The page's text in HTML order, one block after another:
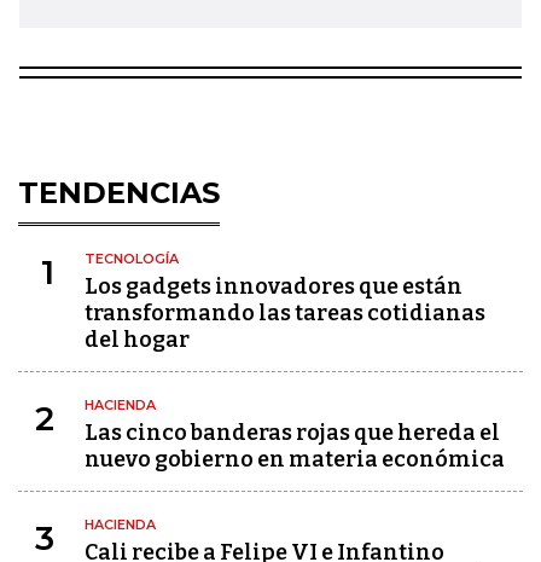
TENDENCIAS
1 TECNOLOGÍA
Los gadgets innovadores que están
transformando las tareas cotidianas
del hogar
2 HACIENDA
Las cinco banderas rojas que hereda el
nuevo gobierno en materia económica
3 HACIENDA
Cali recibe a Felipe VI e Infantino